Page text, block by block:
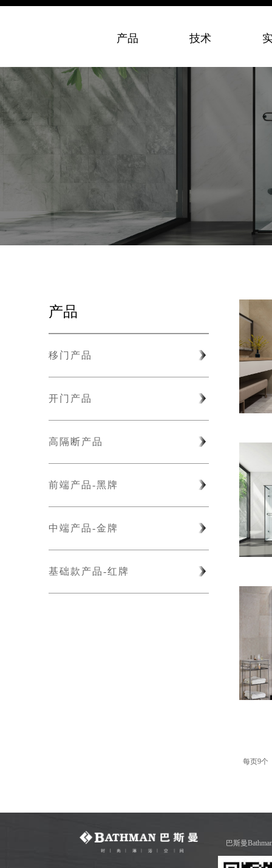
产品 技术
产品
移门产品
开门产品
高隔断产品
前端产品-黑牌
中端产品-金牌
基础款产品-红牌
每页9个
巴斯曼